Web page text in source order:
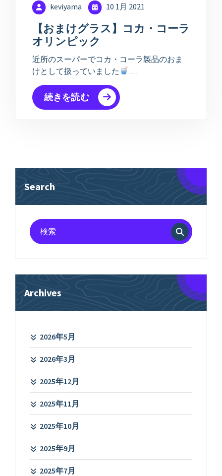
keviyama 10 1月 2021
【おまけグラス】コカ・コーラ
オリンピック
近所のスーパーでコカ・コーラ製品のおま
けとして扱っていました
…
続きを読む
Search
検
索
象:
Archives
2026年5月
2026年3月
2025年12月
2025年11月
2025年10月
2025年9月
2025年7月